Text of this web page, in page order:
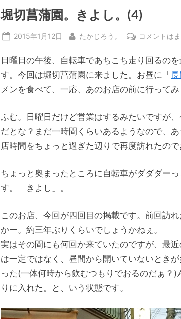
堀切菖蒲園。きよし。(4)
Posted
2015年1月12日 By
たかじろう。
堀
菖
蒲
園。
し。
(4)
へ
コメントは
日曜日の午後、自転車であちこち走り回るの
す。今回は堀切菖蒲園に来ました。お昼に「 長
メンを食べて、一応、あのお店の前に行ってみ
ふむ。日曜日だけど営業はするみたいですが
だとな？まだ一時間くらいあるようなので、
店時間をちょっと過ぎた辺りで再度訪れたので
ちょっと奥まったところに自転車がダダダー
す。「きよし」。
このお店、今回が四回目の掲載です。前回訪
かー。約三年ぶりくらいでしょうかねぇ。
実はその間にも何回か来ていたのですが、最
は一定ではなく、昼間から開いていないとき
った(一体何時から飲むつもりでおるのだぁ？)
りに入れた。と、いう状態です。